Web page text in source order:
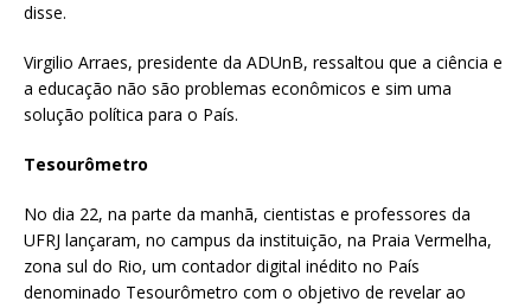
disse.
Virgilio Arraes, presidente da ADUnB, ressaltou que a ciência e
a educação não são problemas econômicos e sim uma
solução política para o País.
Tesourômetro
No dia 22, na parte da manhã, cientistas e professores da
UFRJ lançaram, no campus da instituição, na Praia Vermelha,
zona sul do Rio, um contador digital inédito no País
denominado Tesourômetro com o objetivo de revelar ao